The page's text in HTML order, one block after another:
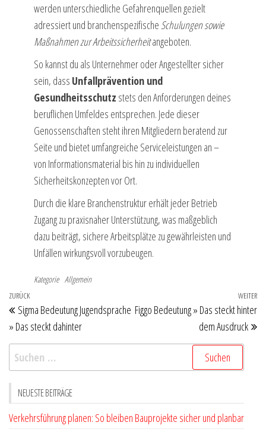
werden unterschiedliche Gefahrenquellen gezielt
adressiert und branchenspezifische Schulungen sowie
Maßnahmen zur Arbeitssicherheitangeboten.
So kannst du als Unternehmer oder Angestellter sicher
sein, dass Unfallprävention und
Gesundheitsschutz stets den Anforderungen deines
beruflichen Umfeldes entsprechen. Jede dieser
Genossenschaften steht ihren Mitgliedern beratend zur
Seite und bietet umfangreiche Serviceleistungen an –
von Informationsmaterial bis hin zu individuellen
Sicherheitskonzepten vor Ort.
Durch die klare Branchenstruktur erhält jeder Betrieb
Zugang zu praxisnaher Unterstützung, was maßgeblich
dazu beiträgt, sichere Arbeitsplätze zu gewährleisten und
Unfällen wirkungsvoll vorzubeugen.
Kategorie Allgemein
Beitragsnavigation
Vorheriger
Beitrag
ZURÜCK
Sigma Bedeutung Jugendsprache
» Das steckt dahinter
WEITER
Figgo Bedeutung » Das steckt hinter
dem Ausdruck
Suchen
nach:
NEUESTE BEITRÄGE
Verkehrsführung planen: So bleiben Bauprojekte sicher und planbar